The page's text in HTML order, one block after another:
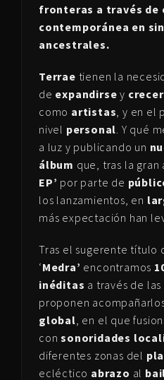
fronteras a través de
contemporánea en
ancestrales.
Terrae tienen la
de expandirsey crecer
como artistas, y en el
nivel personal. Y qué
a luz y publicando un
álbum que, tras la gran
EP’ por parte de
los lanzamientos, en
más expectación han
Tras el sugerente título
‘Medra’ encontramos
inéditas a través de las
proponen
global, en el que
consonoridades
diferentes zonas del
ecléctico abrazo al